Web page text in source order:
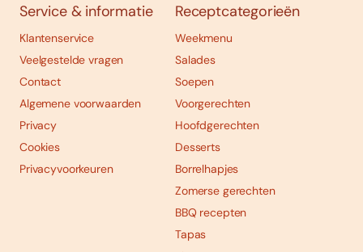
Service & informatie
Klantenservice
Veelgestelde vragen
Contact
Algemene voorwaarden
Privacy
Cookies
Privacyvoorkeuren
Receptcategorieën
Weekmenu
Salades
Soepen
Voorgerechten
Hoofdgerechten
Desserts
Borrelhapjes
Zomerse gerechten
BBQ recepten
Tapas